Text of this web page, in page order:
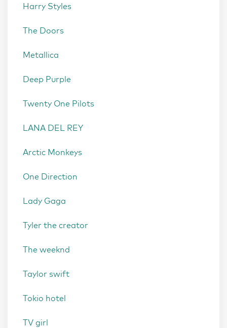
Harry Styles
The Doors
Metallica
Deep Purple
Twenty One Pilots
LANA DEL REY
Arctic Monkeys
One Direction
Lady Gaga
Tyler the creator
The weeknd
Taylor swift
Tokio hotel
TV girl